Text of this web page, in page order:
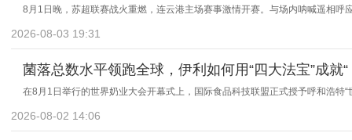
8月1日晚，苏超联赛战火重燃，连云港主场赛事激情开赛。与场内呐喊遥相呼
2026-08-03 19:31
菌落总数水平领跑全球，伊利如何用“四大法宝”成就“
在8月1日举行的世界奶业大会开幕式上，国际食品科技联盟正式授予呼和浩特“
2026-08-02 14:06